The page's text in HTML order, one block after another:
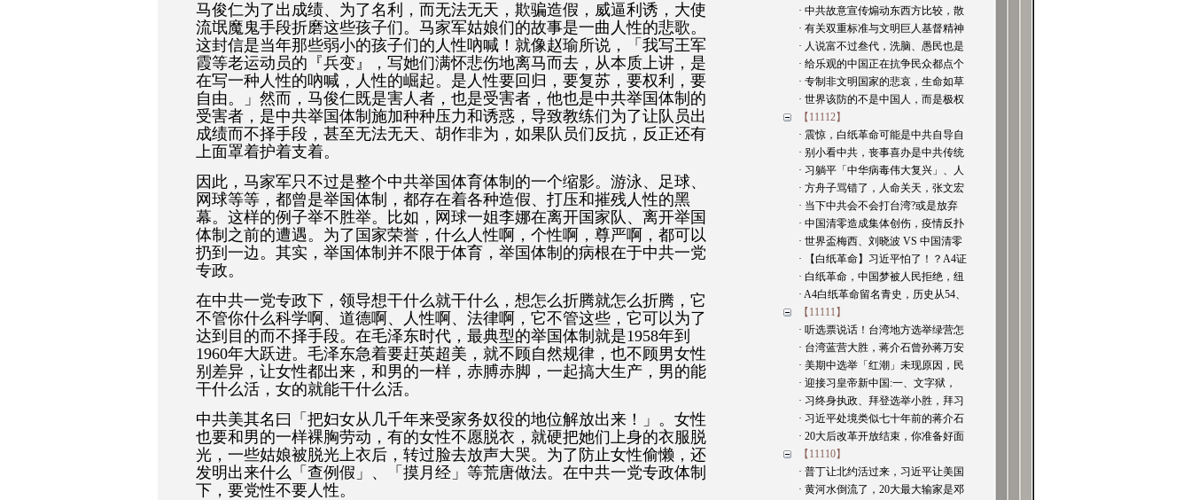
马俊仁为了出成绩、为了名利，而无法无天，欺骗造假，威逼利诱，大使
流氓魔鬼手段折磨这些孩子们。马家军姑娘们的故事是一曲人性的悲歌。
这封信是当年那些弱小的孩子们的人性吶喊！就像赵瑜所说，「我写王军
霞等老运动员的『兵变』，写她们满怀悲伤地离马而去，从本质上讲，是
在写一种人性的吶喊，人性的崛起。是人性要回归，要复苏，要权利，要
自由。」然而，马俊仁既是害人者，也是受害者，他也是中共举国体制的
受害者，是中共举国体制施加种种压力和诱惑，导致教练们为了让队员出
成绩而不择手段，甚至无法无天、胡作非为，如果队员们反抗，反正还有
上面罩着护着支着。
因此，马家军只不过是整个中共举国体育体制的一个缩影。游泳、足球、
网球等等，都曾是举国体制，都存在着各种造假、打压和摧残人性的黑
幕。这样的例子举不胜举。比如，网球一姐李娜在离开国家队、离开举国
体制之前的遭遇。为了国家荣誉，什么人性啊，个性啊，尊严啊，都可以
扔到一边。其实，举国体制并不限于体育，举国体制的病根在于中共一党
专政。
在中共一党专政下，领导想干什么就干什么，想怎么折腾就怎么折腾，它
不管你什么科学啊、道德啊、人性啊、法律啊，它不管这些，它可以为了
达到目的而不择手段。在毛泽东时代，最典型的举国体制就是1958年到
1960年大跃进。毛泽东急着要赶英超美，就不顾自然规律，也不顾男女性
别差异，让女性都出来，和男的一样，赤膊赤脚，一起搞大生产，男的能
干什么活，女的就能干什么活。
中共美其名曰「把妇女从几千年来受家务奴役的地位解放出来！」。女性
也要和男的一样裸胸劳动，有的女性不愿脱衣，就硬把她们上身的衣服脱
光，一些姑娘被脱光上衣后，转过脸去放声大哭。为了防止女性偷懒，还
发明出来什么「查例假」、「摸月经」等荒唐做法。在中共一党专政体制
下，要党性不要人性。
· 中共故意宣传煽动东西方比较，散
· 有关双重标准与文明巨人基督精神
· 人说富不过叁代，洗脑、愚民也是
· 给乐观的中国正在抗争民众都点个
· 专制非文明国家的悲哀，生命如草
· 世界该防的不是中国人，而是极权
【11112】
· 震惊，白纸革命可能是中共自导自
· 别小看中共，丧事喜办是中共传统
· 习躺平「中华病毒伟大复兴」、人
· 方舟子骂错了，人命关天，张文宏
· 当下中共会不会打台湾?或是放弃
· 中国清零造成集体创伤，疫情反扑
· 世界盃梅西、刘晓波 VS 中国清零
· 【白纸革命】习近平怕了！？A4证
· 白纸革命，中国梦被人民拒绝，纽
· A4白纸革命留名青史，历史从54、
【11111】
· 听选票说话！台湾地方选举绿营怎
· 台湾蓝营大胜，蒋介石曾孙蒋万安
· 美期中选举「红潮」未现原因，民
· 迎接习皇帝新中国:一、文字狱，
· 习终身执政、拜登选举小胜，拜习
· 习近平处境类似七十年前的蒋介石
· 20大后改革开放结束，你准备好面
【11110】
· 普丁让北约活过来，习近平让美国
· 黄河水倒流了，20大最大输家是邓